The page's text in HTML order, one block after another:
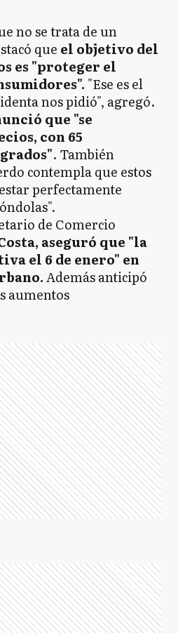
no se trata de un
que el objetivo del
es "proteger el
"Ese es el
nos pidió", agregó.
que "se
con 65
. También
contempla que estos
perfectamente
de Comercio
aseguró que "la
el 6 de enero" en
Además anticipó
aumentos